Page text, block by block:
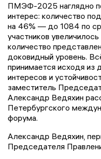
ПМЭФ-2025 наглядно
интерес: количество
на 46% — до 1084 по
участников
количество
доковидный уровень.
принимается исходя из
интересов и
заместитель
Александр Ведяхин
Петербургского
форума.
Александр Ведяхин,
Председателя